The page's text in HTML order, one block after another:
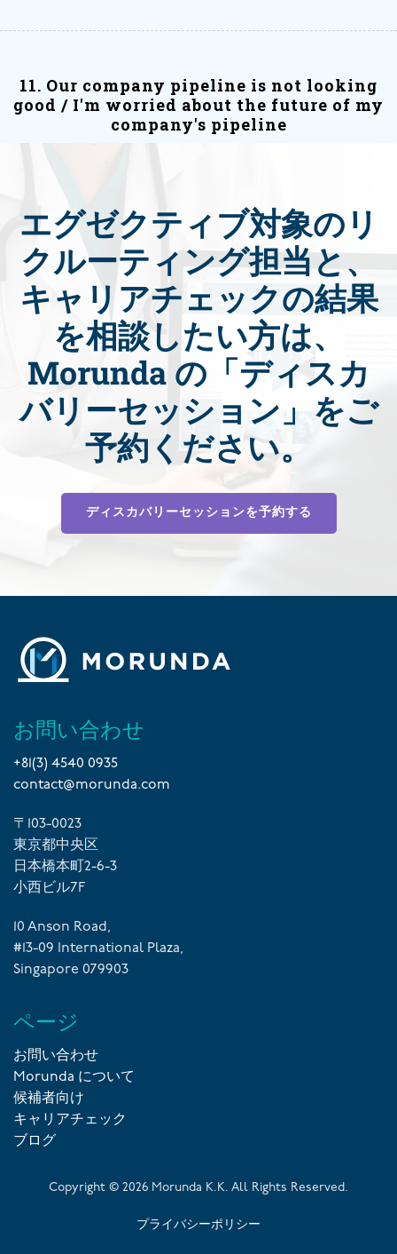
エグゼクティブ対象のリ
クルーティング担当と、
キャリアチェックの結果
を相談したい方は、
Morunda の「ディスカ
バリーセッション」をご
予約ください。
ディスカバリーセッションを予約する
お問い合わせ
+81(3) 4540 0935
contact@morunda.com
〒103-0023
東京都中央区
日本橋本町2-6-3
小西ビル7F
10 Anson Road,
#13-09 International Plaza,
Singapore 079903
ページ
お問い合わせ
Morunda について
候補者向け
キャリアチェック
ブログ
Copyright © 2026 Morunda K.K. All Rights Reserved.
プライバシーポリシー